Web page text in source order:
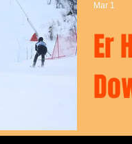
Sport
solid
turer.
på
Er
litt
Mar 1